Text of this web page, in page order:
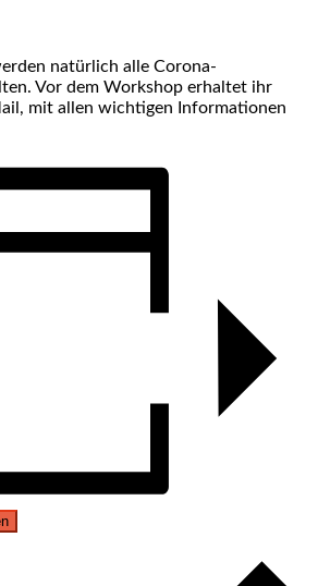
natürlich alle Corona-
Vor dem Workshop erhaltet ihr
mit allen wichtigen Informationen